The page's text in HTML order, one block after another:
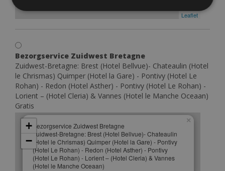
Leaflet
Bezorgservice Zuidwest Bretagne
Zuidwest-Bretagne: Brest (Hotel Bellvue)- Chateaulin (Hotel
le Chrismas) Quimper (Hotel la Gare) - Pontivy (Hotel Le
Rohan) - Redon (Hotel Asther) - Pontivy (Hotel Le Rohan) -
Lorient – (Hotel Cleria) & Vannes (Hotel le Manche Oceaan)
Gratis
Bezorgservice Zuidwest Bretagne
Zuidwest-Bretagne: Brest (Hotel Bellvue)- Chateaulin
(Hotel le Chrismas) Quimper (Hotel la Gare) - Pontivy
(Hotel Le Rohan) - Redon (Hotel Asther) - Pontivy
(Hotel Le Rohan) - Lorient – (Hotel Cleria) & Vannes
(Hotel le Manche Oceaan)
×
+
−